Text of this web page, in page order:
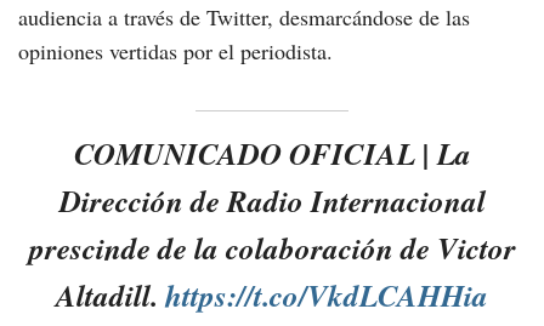
audiencia a través de Twitter, desmarcándose de las
opiniones vertidas por el periodista.
COMUNICADO OFICIAL | La
Dirección de Radio Internacional
prescinde de la colaboración de Victor
Altadill. https://t.co/VkdLCAHHia